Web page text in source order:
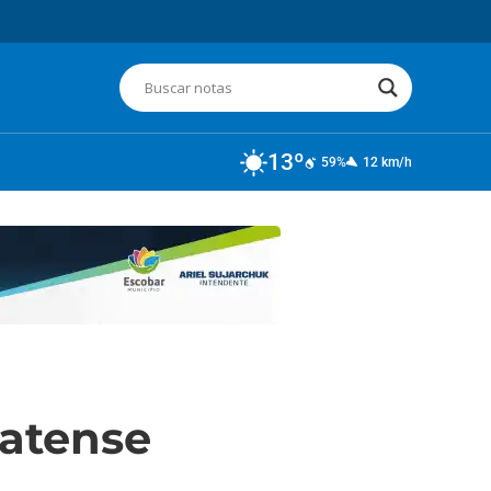
13º 59% 12 km/h